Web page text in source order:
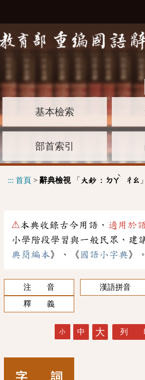
基本檢索
部首索引
::: 首頁 > 辭典檢視「 大鈔 : ㄉㄚ
ˋ
ㄔㄠ 」
⚠本典收錄古今用語， 適用於
小學階段學習與一般民眾，建
典簡編本》、《 國語小字典》。
注 音
漢語拼音
釋 義
小 中 大 列
字 詞